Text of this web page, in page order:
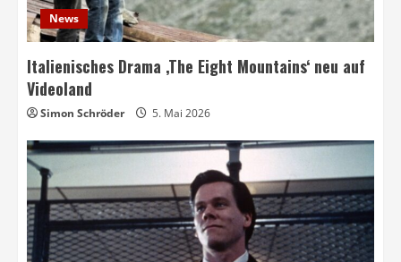
News
Italienisches Drama ‚The Eight Mountains‘ neu auf
Videoland
Simon Schröder 5. Mai 2026